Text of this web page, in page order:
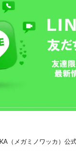
（メガミノワッカ）公